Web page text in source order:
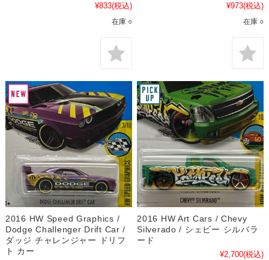
¥833(税込)
在庫 ○
¥973(税込)
在庫 ○
2016 HW Speed Graphics /
Dodge Challenger Drift Car /
ダッジ チャレンジャー ドリフ
ト カー
2016 HW Art Cars / Chevy
Silverado / シェビー シルバラ
ード
¥2,700(税込)